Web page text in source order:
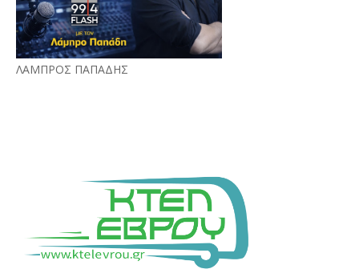
ΛΑΜΠΡΟΣ ΠΑΠΑΔΗΣ